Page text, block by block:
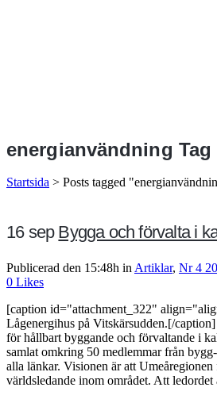
energianvändning Tag
Startsida > Posts tagged
16 sep Bygga och förvalta i
Publicerad den 15:48h in Artiklar, Nr 4
0 Likes
[caption id="attachment_322"
Lågenergihus på Vitskärsudden.[/
för hållbart byggande och förvaltande i
samlat omkring 50 medlemmar från
alla länkar. Visionen är att Umeåregionen
världsledande inom området. Att ledordet